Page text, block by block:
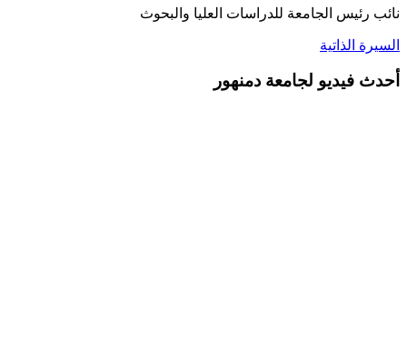
نائب رئيس الجامعة للدراسات العليا والبحوث
السيرة الذاتية
أحدث فيديو لجامعة دمنهور